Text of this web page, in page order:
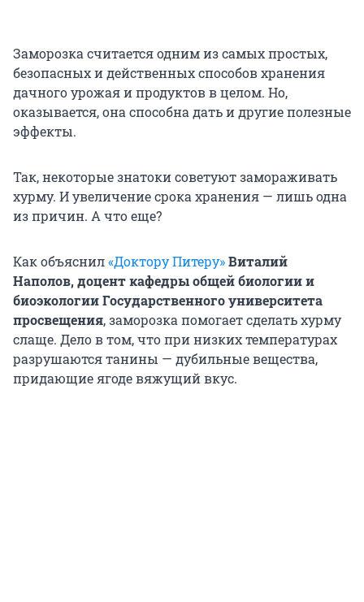
Заморозка считается одним из самых простых,
безопасных и действенных способов хранения
дачного урожая и продуктов в целом. Но,
оказывается, она способна дать и другие полезные
эффекты.
Так, некоторые знатоки советуют замораживать
хурму. И увеличение срока хранения — лишь одна
из причин. А что еще?
Как объяснил«Доктору Питеру»Виталий
Наполов, доцент кафедры общей биологии и
биоэкологии Государственного университета
просвещения, заморозка помогает сделать хурму
слаще. Дело в том, что при низких температурах
разрушаются танины — дубильные вещества,
придающие ягоде вяжущий вкус.